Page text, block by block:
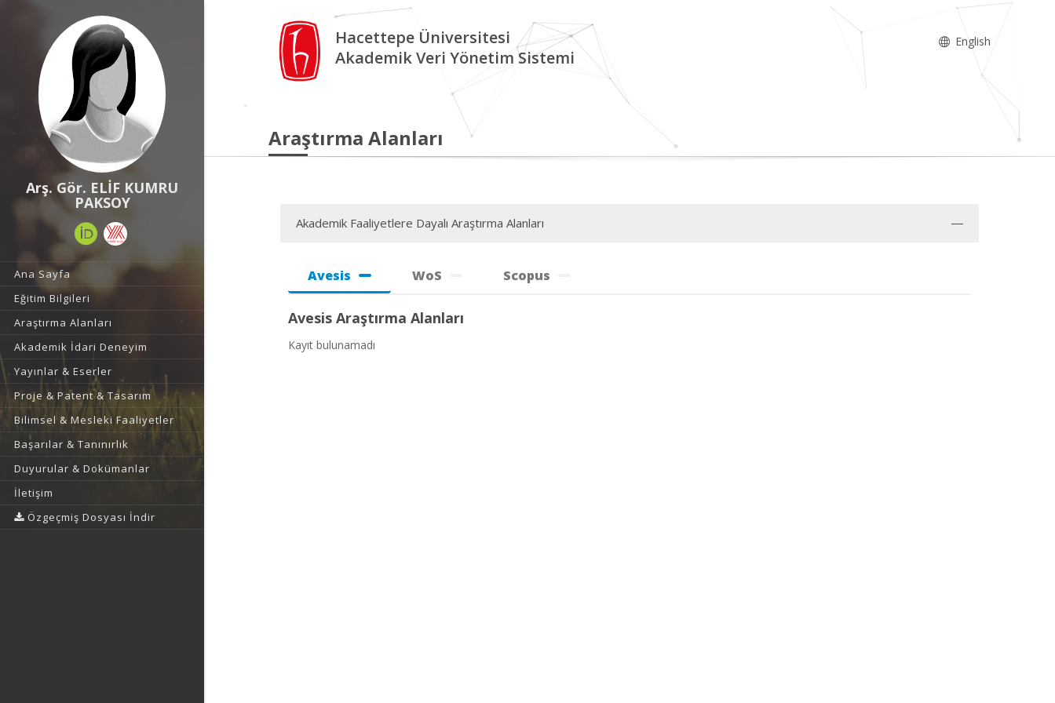
Arş. Gör. ELİF KUMRU
PAKSOY
Ana Sayfa
Eğitim Bilgileri
Araştırma Alanları
Akademik İdari Deneyim
Yayınlar & Eserler
Proje & Patent & Tasarım
Bilimsel & Mesleki Faaliyetler
Başarılar & Tanınırlık
Duyurular & Dokümanlar
İletişim
Özgeçmiş Dosyası İndir
Hacettepe Üniversitesi
Akademik Veri Yönetim Sistemi
English
Araştırma Alanları
Akademik Faaliyetlere Dayalı Araştırma Alanları
Avesis WoS Scopus
Avesis Araştırma Alanları
Kayıt bulunamadı